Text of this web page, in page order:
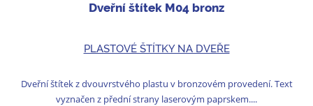
Dveřní štítek M04 bronz
PLASTOVÉ ŠTÍTKY NA DVEŘE
Dveřní štítek z dvouvrstvého plastu v bronzovém provedení. Text
vyznačen z přední strany laserovým paprskem....